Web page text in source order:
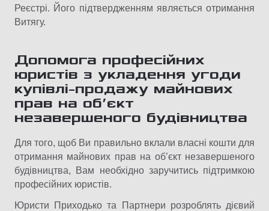
Реєстрі. Його підтвердженням являється отримання
Витягу.
Допомога професійних
юристів з укладення угоди
купівлі-продажу майнових
прав на об’єкт
незавершеного будівництва
Для того, щоб Ви правильно вклали власні кошти для
отримання майнових прав на об’єкт незавершеного
будівництва, Вам необхідно заручитись підтримкою
професійних юристів.
Юристи Приходько та Партнери розроблять дієвий